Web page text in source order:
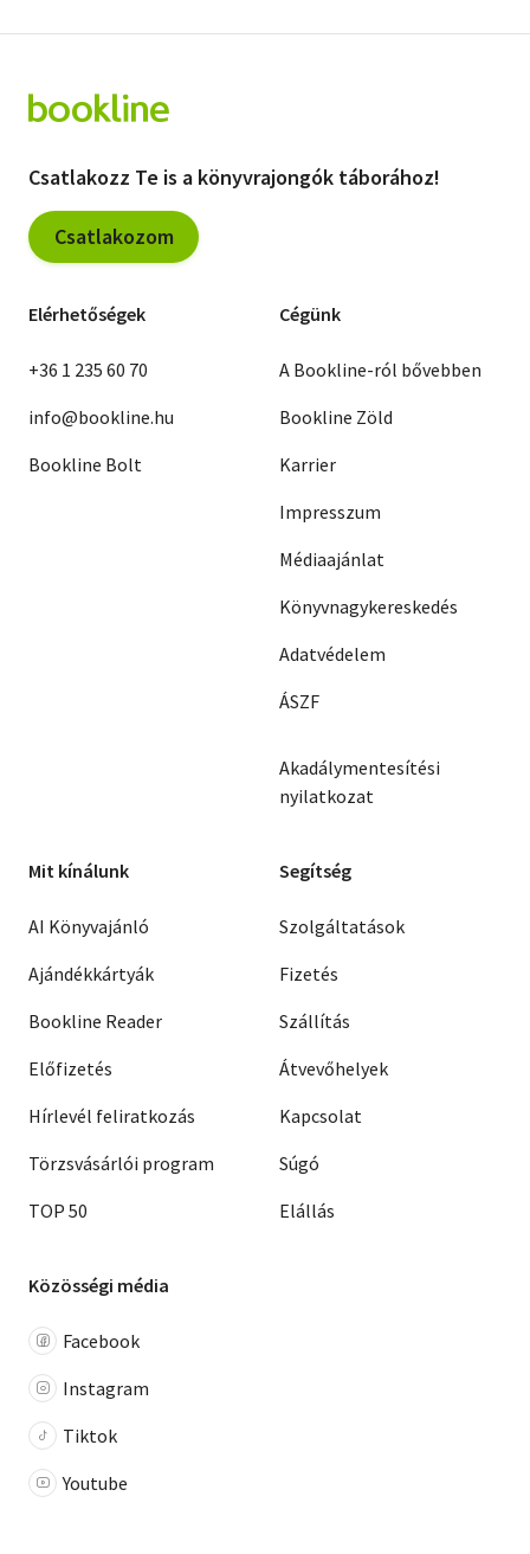
Csatlakozz Te is a könyvrajongók táborához!
Csatlakozom
Elérhetőségek
+36 1 235 60 70
info@bookline.hu
Bookline Bolt
Cégünk
A Bookline-ról bővebben
Bookline Zöld
Karrier
Impresszum
Médiaajánlat
Könyvnagykereskedés
Adatvédelem
ÁSZF
Akadálymentesítési
nyilatkozat
Mit kínálunk
AI Könyvajánló
Ajándékkártyák
Bookline Reader
Előfizetés
Hírlevél feliratkozás
Törzsvásárlói program
TOP 50
Segítség
Szolgáltatások
Fizetés
Szállítás
Átvevőhelyek
Kapcsolat
Súgó
Elállás
Közösségi média
Facebook
Instagram
Tiktok
Youtube